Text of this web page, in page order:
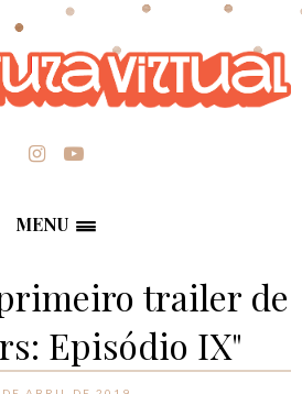
MENU
trailer de
Episódio IX"